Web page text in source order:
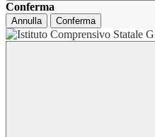
Conferma
Annulla Conferma